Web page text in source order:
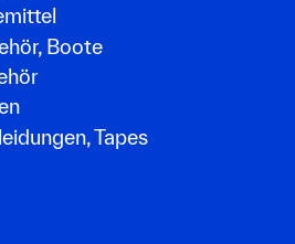
Boote
Tapes